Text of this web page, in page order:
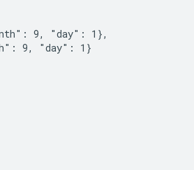
9, "day": 1},
9, "day": 1}